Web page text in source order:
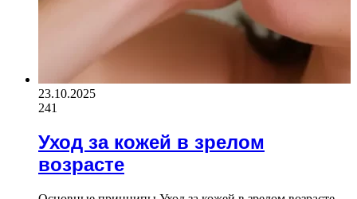
23.10.2025
241
Уход за кожей в зрелом
возрасте